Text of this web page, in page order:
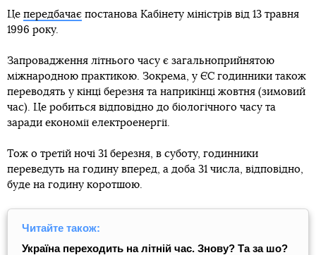
Це передбачає постанова Кабінету міністрів від 13 травня
1996 року.
Запровадження літнього часу є загальноприйнятою
міжнародною практикою. Зокрема, у ЄС годинники також
переводять у кінці березня та наприкінці жовтня (зимовий
час). Це робиться відповідно до біологічного часу та
заради економії електроенергії.
Тож о третій ночі 31 березня, в суботу, годинники
переведуть на годину вперед, а доба 31 числа, відповідно,
буде на годину коротшою.
Читайте також:
Україна переходить на літній час. Знову? Та за шо?